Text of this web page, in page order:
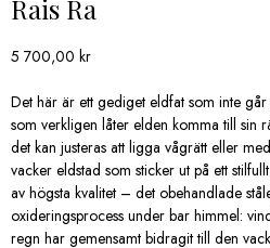
Rais Ra
5 700,00 kr
Det här är ett gediget eldfat som inte går
som verkligen låter elden komma till sin
det kan justeras att ligga vågrätt eller
vacker eldstad som sticker ut på ett
av högsta kvalitet – det obehandlade
oxideringsprocess under bar himmel:
regn har gemensamt bidragit till den